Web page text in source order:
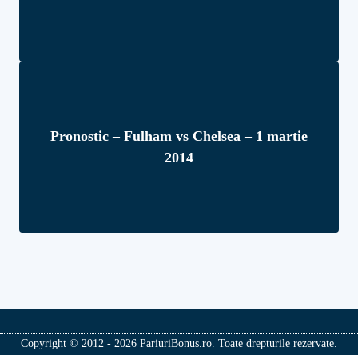
Pronostic – Fulham vs Chelsea – 1 martie
2014
Copyright © 2012 - 2026 PariuriBonus.ro. Toate drepturile rezervate.